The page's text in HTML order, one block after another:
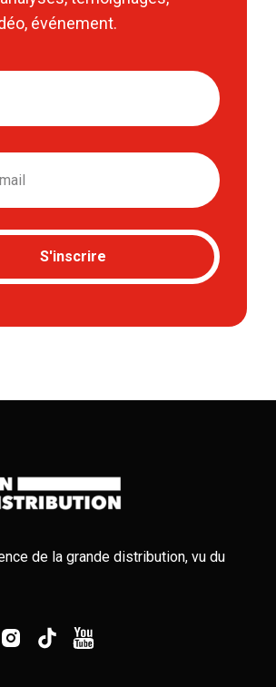
événement.
S'inscrire
de la grande distribution, vu du